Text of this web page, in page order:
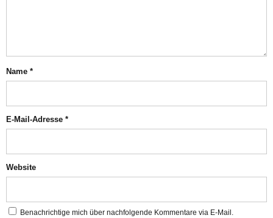
Name *
E-Mail-Adresse *
Website
Benachrichtige mich über nachfolgende Kommentare via E-Mail.